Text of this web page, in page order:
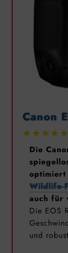
Canon
Die
Wildlife-
auch für
Die EOS
und